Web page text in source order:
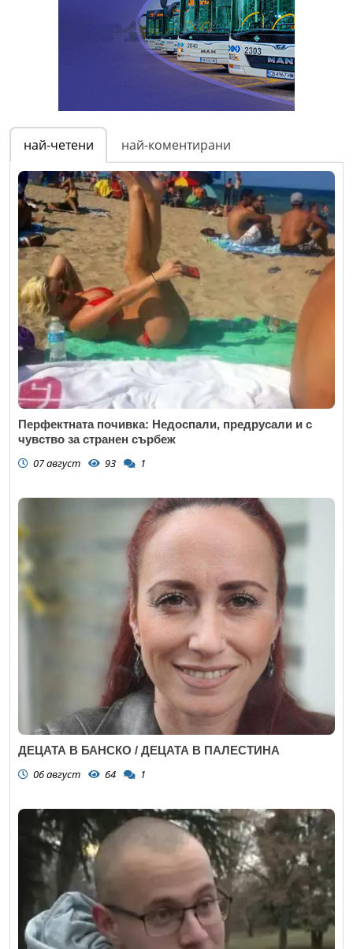
най-четени най-коментирани
Перфектната почивка: Недоспали, предрусали и с
чувство за странен сърбеж
07 август 93 1
ДЕЦАТА В БАНСКО / ДЕЦАТА В ПАЛЕСТИНА
06 август 64 1